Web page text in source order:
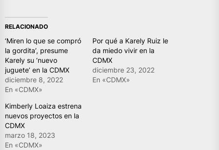
RELACIONADO
‘Miren lo que se compró
la gordita’, presume
Karely su ‘nuevo
juguete’ en la CDMX
diciembre 8, 2022
En «CDMX»
Por qué a Karely Ruiz le
da miedo vivir en la
CDMX
diciembre 23, 2022
En «CDMX»
Kimberly Loaiza estrena
nuevos proyectos en la
CDMX
marzo 18, 2023
En «CDMX»